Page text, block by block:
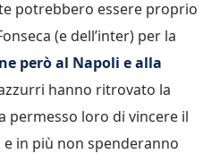
potrebbero essere proprio
(e dell’inter) per la
però al Napoli e alla
hanno ritrovato la
permesso loro di vincere il
in più non spenderanno